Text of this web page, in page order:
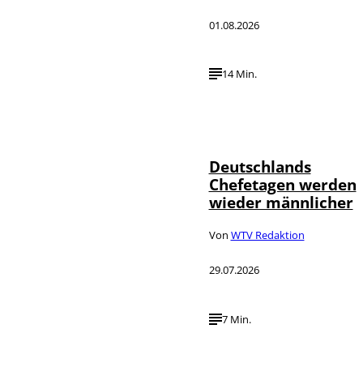
01.08.2026
14 Min.
Deutschlands
Chefetagen werden
wieder männlicher
Von WTV Redaktion
29.07.2026
7 Min.